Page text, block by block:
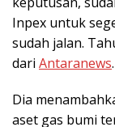
Inpex untuk
sudah jalan.
dari Antaranews.
Dia
aset gas bumi